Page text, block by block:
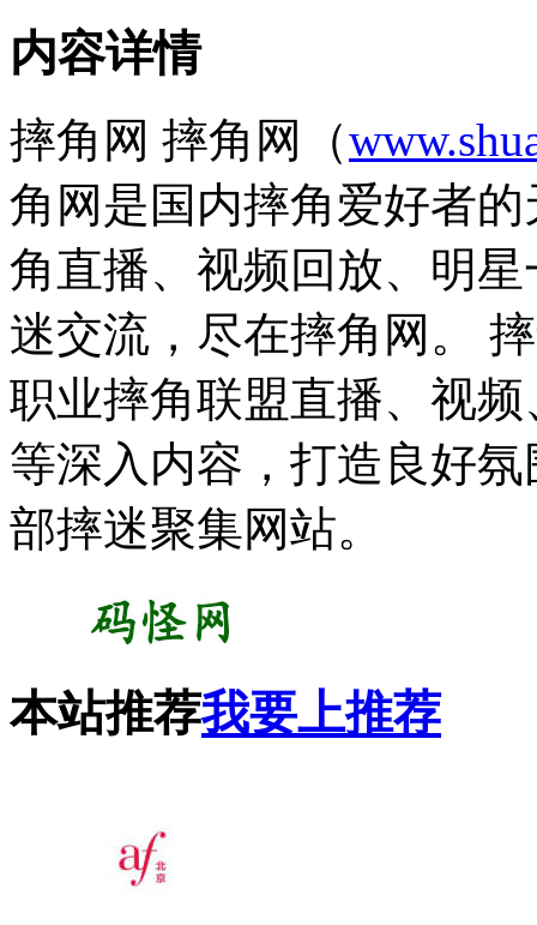
内容详情
摔角网 摔角网（
角网是国内摔角爱好者
角直播、视频回放、明
迷交流，尽在摔角网。
职业摔角联盟直播、视
等深入内容，打造良好
部摔迷聚集网站。
本站推荐我要上推荐